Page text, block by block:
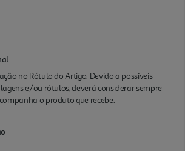
no Rótulo do Artigo. Devido a possíveis
e/ou rótulos, deverá considerar sempre
o produto que recebe.